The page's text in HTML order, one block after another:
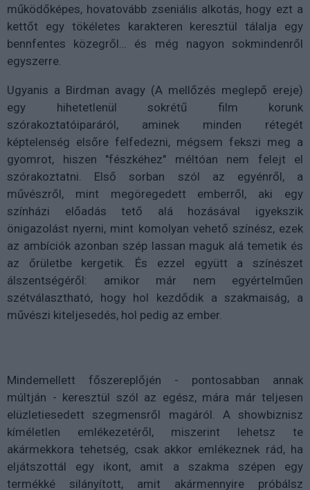
működőképes, hovatovább zseniális alkotás, hogy ezt a
kettőt egy tökéletes karakteren keresztül tálalja egy
bennfentes közegről… és még nagyon sokmindenről
egyszerre.
Ugyanis a Birdman avagy (A mellőzés meglepő ereje)
egy hihetetlenül sokrétű film korunk
szórakoztatóiparáról, aminek minden rétegét
képtelenség elsőre felfedezni, mégsem fekszi meg a
gyomrot, hiszen "fészkéhez" méltóan nem felejt el
szórakoztatni. Első sorban szól az egyénről, a
művészről, mint megöregedett emberről, aki egy
színházi előadás tető alá hozásával igyekszik
önigazolást nyerni, mint komolyan vehető színész, ezek
az ambíciók azonban szép lassan maguk alá temetik és
az őrületbe kergetik. És ezzel együtt a színészet
álszentségéről: amikor már nem egyértelműen
szétválasztható, hogy hol kezdődik a szakmaiság, a
művészi kiteljesedés, hol pedig az ember.
Mindemellett főszereplőjén - pontosabban annak
múltján - keresztül szól az egész, mára már teljesen
elüzletiesedett szegmensről magáról. A showbiznisz
kíméletlen emlékezetéről, miszerint lehetsz te
akármekkora tehetség, csak akkor emlékeznek rád, ha
eljátszottál egy ikont, amit a szakma szépen egy
termékké silányított, amit akármennyire próbálsz